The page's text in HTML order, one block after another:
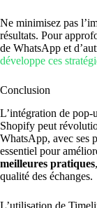
Ne minimisez pas
résultats. Pour
de WhatsApp et
développe ces
Conclusion
L’intégration de
Shopify peut
WhatsApp, avec ses
essentiel pour
meilleures pratiques
qualité des échanges.
L’utilisation de